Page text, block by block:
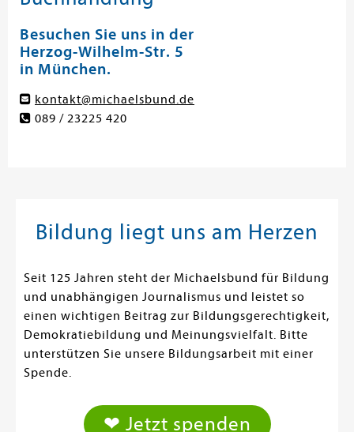
Besuchen Sie uns in der
Herzog-Wilhelm-Str. 5
in München.
kontakt@michaelsbund.de
089 / 23225 420
Bildung liegt uns am Herzen
Seit 125 Jahren steht der Michaelsbund für Bildung
und unabhängigen Journalismus und leistet so
einen wichtigen Beitrag zur Bildungsgerechtigkeit,
Demokratiebildung und Meinungsvielfalt. Bitte
unterstützen Sie unsere Bildungsarbeit mit einer
Spende.
❤ Jetzt spenden